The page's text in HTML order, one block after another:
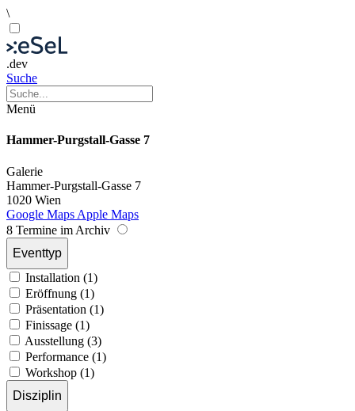
\
.dev
Suche
Menü
Hammer-Purgstall-Gasse 7
Galerie
Hammer-Purgstall-Gasse 7
1020 Wien
Google Maps Apple Maps
8 Termine im Archiv
Eventtyp
Installation (1)
Eröffnung (1)
Präsentation (1)
Finissage (1)
Ausstellung (3)
Performance (1)
Workshop (1)
Disziplin